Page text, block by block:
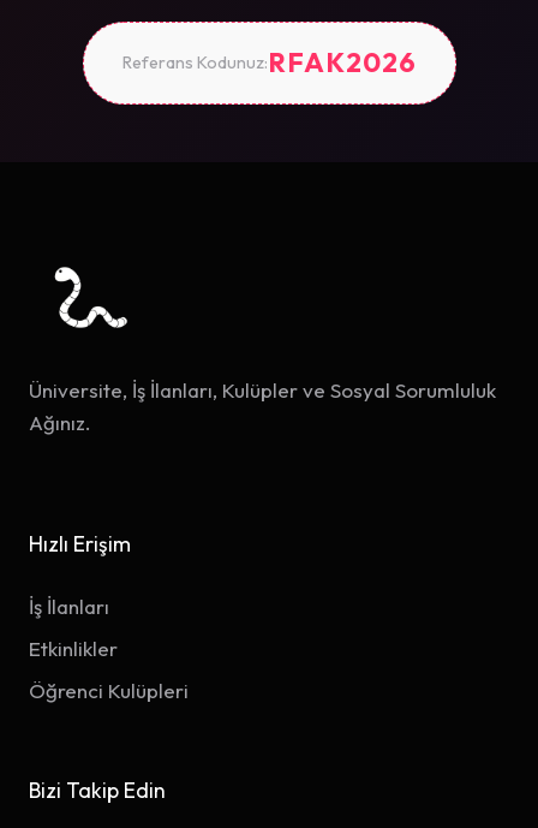
Referans Kodunuz:RFAK2026
Üniversite, İş İlanları, Kulüpler ve Sosyal Sorumluluk
Ağınız.
Hızlı Erişim
İş İlanları
Etkinlikler
Öğrenci Kulüpleri
Bizi Takip Edin